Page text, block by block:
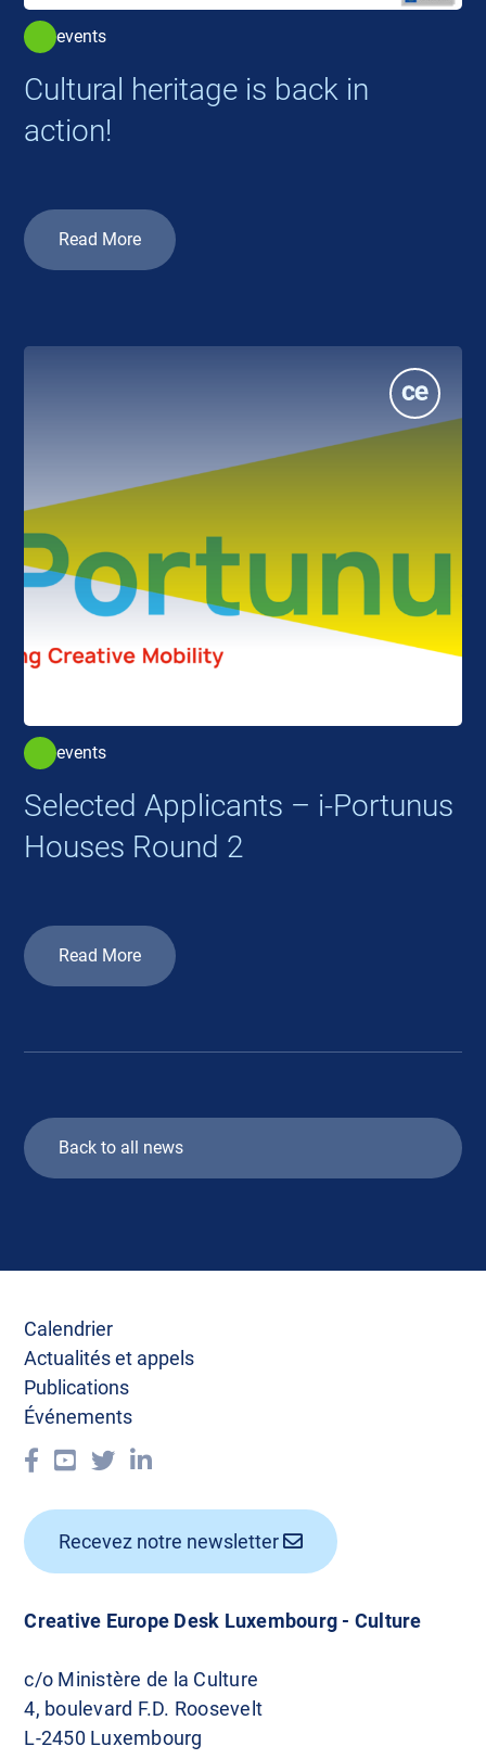
events
Cultural heritage is back in
action!
Read More
events
Selected Applicants – i-Portunus
Houses Round 2
Read More
Back to all news
Creative Europe Desk Luxembourg - Culture
c/o Ministère de la Culture
4, boulevard F.D. Roosevelt
L-2450 Luxembourg
Calendrier
Actualités et appels
Publications
Événements
Recevez notre newsletter